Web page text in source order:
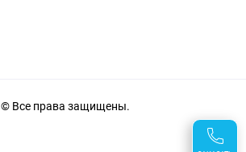
© Все права защищены.